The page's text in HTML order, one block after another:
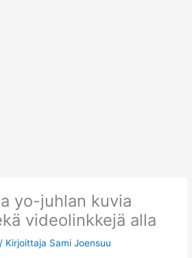
yo-juhlan kuvia
videolinkkejä alla
/ Kirjoittaja Sami Joensuu